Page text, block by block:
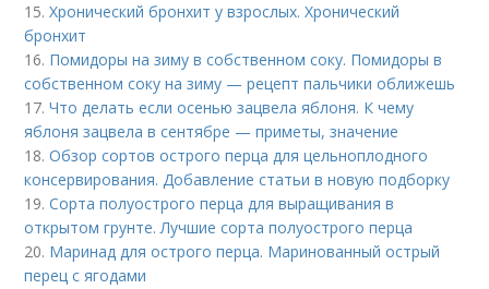
15.Хронический бронхит у взрослых. Хронический
бронхит
16. Помидоры на зиму в собственном соку. Помидоры в
собственном соку на зиму — рецепт пальчики оближешь
17.Что делать если осенью зацвела яблоня. К чему
яблоня зацвела в сентябре — приметы, значение
18.Обзор сортов острого перца для цельноплодного
консервирования. Добавление статьи в новую подборку
19.Сорта полуострого перца для выращивания в
открытом грунте. Лучшие сорта полуострого перца
20. Маринад для острого перца. Маринованный острый
перец с ягодами